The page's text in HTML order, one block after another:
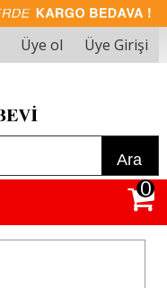
Üye ol Üye Girişi
Ara
0